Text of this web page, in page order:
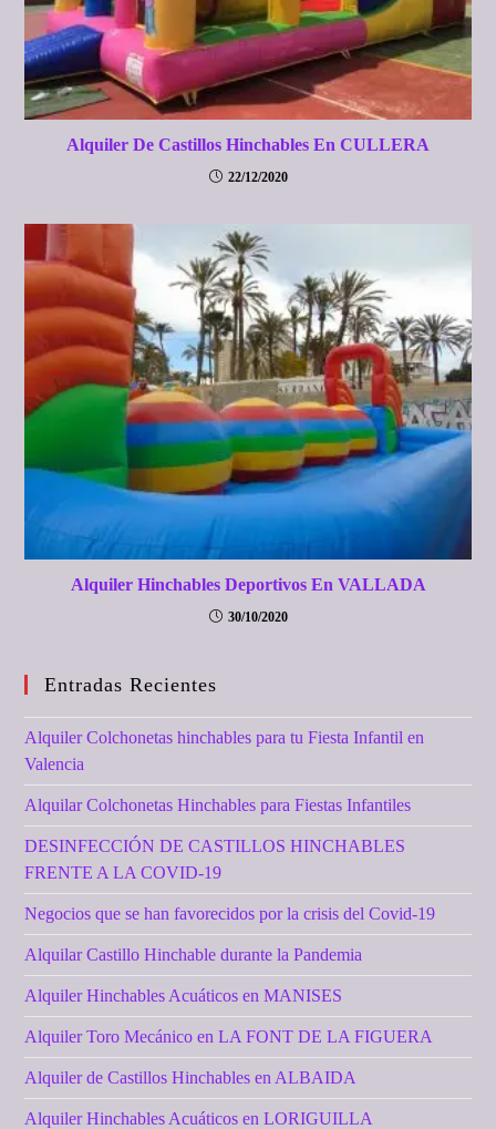
Alquiler De Castillos Hinchables En CULLERA
22/12/2020
Alquiler Hinchables Deportivos En VALLADA
30/10/2020
Entradas Recientes
Alquiler Colchonetas hinchables para tu Fiesta Infantil en
Valencia
Alquilar Colchonetas Hinchables para Fiestas Infantiles
DESINFECCIÓN DE CASTILLOS HINCHABLES
FRENTE A LA COVID-19
Negocios que se han favorecidos por la crisis del Covid-19
Alquilar Castillo Hinchable durante la Pandemia
Alquiler Hinchables Acuáticos en MANISES
Alquiler Toro Mecánico en LA FONT DE LA FIGUERA
Alquiler de Castillos Hinchables en ALBAIDA
Alquiler Hinchables Acuáticos en LORIGUILLA